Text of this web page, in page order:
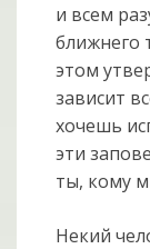
и всем
ближнего
этом
зависит
хочешь
эти
ты, кому
Некий